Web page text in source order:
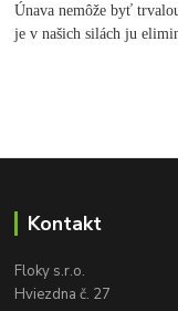
Únava nemôže byť
je v našich silách ju
Kontakt
Floky s.r.o.
Hviezdna č. 27